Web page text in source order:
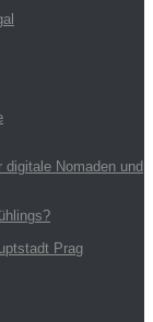
Nomaden und
Prag